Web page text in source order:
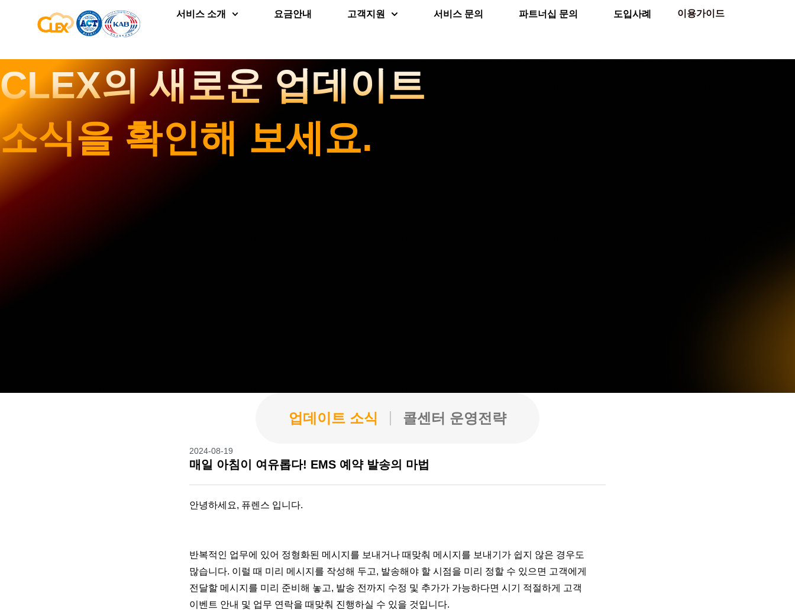
서비스 소개 요금안내 고객지원 서비스 문의 파트너십 문의 도입사례 이용가이드
CLEX의 새로운 업데이트
소식을 확인해 보세요.
업데이트 소식 콜센터 운영전략
2024-08-19
매일 아침이 여유롭다! EMS 예약 발송의 마법
안녕하세요, 퓨렌스 입니다.
반복적인 업무에 있어 정형화된 메시지를 보내거나 때맞춰 메시지를 보내기가 쉽지 않은 경우도
많습니다. 이럴 때 미리 메시지를 작성해 두고, 발송해야 할 시점을 미리 정할 수 있으면 고객에게
전달할 메시지를 미리 준비해 놓고, 발송 전까지 수정 및 추가가 가능하다면 시기 적절하게 고객
이벤트 안내 및 업무 연락을 때맞춰 진행하실 수 있을 것입니다.